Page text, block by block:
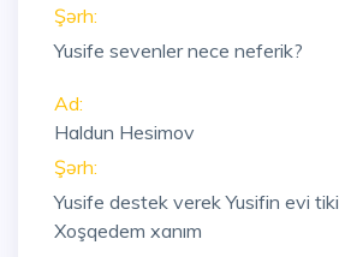
Şərh:
Yusife sevenler nece neferik?
Ad:
Haldun Hesimov
Şərh:
Yusife destek verek Yusifin evi
Xoşqedem xanım